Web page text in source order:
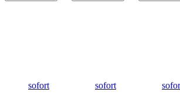
sofort
sofort